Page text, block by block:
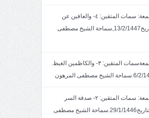
خطبة الجمعة: سمات المتقين: ٤- والعافين عن
الناس.بتاريخ13/2/1447,سماحة الشيخ مصطفى
خطبة الجمعةسمات المتقين: ٣- والكاظمين الغيظ.
خطبة الجمعة: سمات المتقين: ٢- صدقة السر
والعلن.. بتاريخ29/1/1446.سماحة الشيخ مصطفى